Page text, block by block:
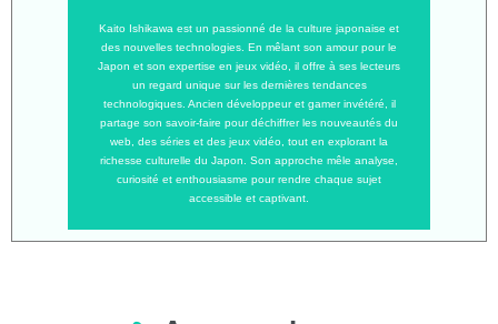
Kaito Ishikawa est un passionné de la culture japonaise et
des nouvelles technologies. En mêlant son amour pour le
Japon et son expertise en jeux vidéo, il offre à ses lecteurs
un regard unique sur les dernières tendances
technologiques. Ancien développeur et gamer invétéré, il
partage son savoir-faire pour déchiffrer les nouveautés du
web, des séries et des jeux vidéo, tout en explorant la
richesse culturelle du Japon. Son approche mêle analyse,
curiosité et enthousiasme pour rendre chaque sujet
accessible et captivant.